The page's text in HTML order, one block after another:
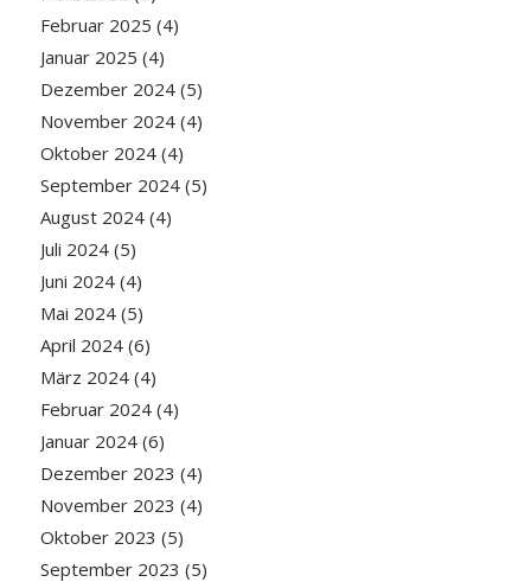
Februar 2025 (4)
Januar 2025 (4)
Dezember 2024(5)
November 2024(4)
Oktober 2024(4)
September 2024(5)
August 2024(4)
Juli 2024(5)
Juni 2024(4)
Mai 2024(5)
April 2024(6)
März 2024(4)
Februar 2024(4)
Januar 2024(6)
Dezember 2023 (4)
November 2023 (4)
Oktober 2023 (5)
September 2023 (5)